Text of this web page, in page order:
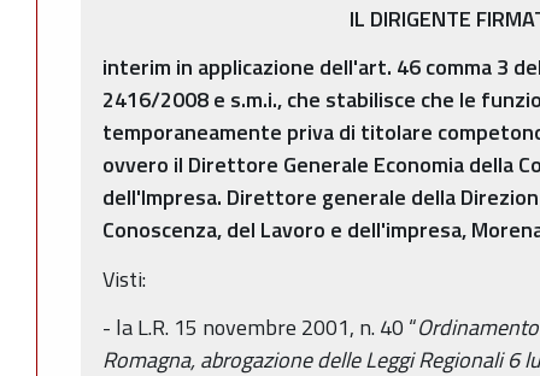
IL DIRIGENTE
interim in applicazione dell'art. 46 comma 3
2416/2008 e s.m.i., che stabilisce che le
temporaneamente priva di titolare
ovvero il Direttore Generale Economia della
dell'Impresa. Direttore generale della
Conoscenza, del Lavoro e dell'impresa,
Visti:
- la L.R. 15 novembre 2001, n. 40 “
Romagna, abrogazione delle Leggi Regionali 6